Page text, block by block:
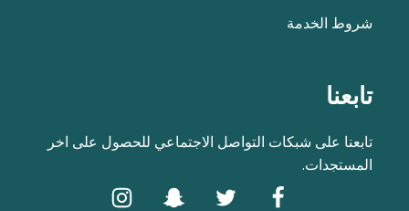
شروط الخدمة
تابعنا
تابعنا على شبكات التواصل الاجتماعي للحصول على اخر
المستجدات.